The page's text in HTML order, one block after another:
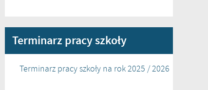
Terminarz pracy szkoły
Terminarz pracy szkoły na rok 2025 / 2026